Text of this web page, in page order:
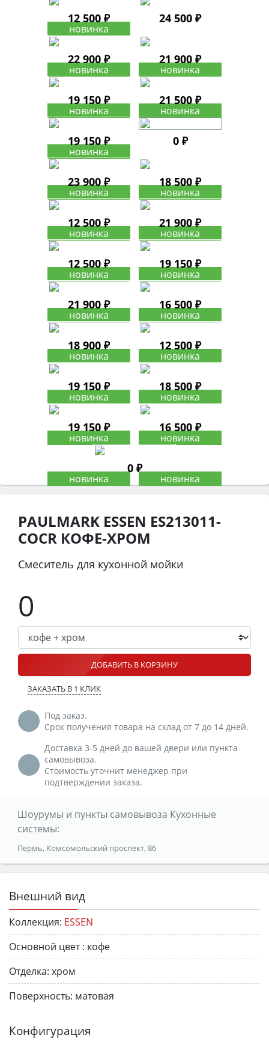
12 500 ₽ 24 500 ₽
22 900 ₽ 21 900 ₽
19 150 ₽ 21 500 ₽
19 150 ₽ 0 ₽
23 900 ₽ 18 500 ₽
12 500 ₽ 21 900 ₽
12 500 ₽ 19 150 ₽
21 900 ₽ 16 500 ₽
18 900 ₽ 12 500 ₽
19 150 ₽ 18 500 ₽
19 150 ₽ 16 500 ₽
0 ₽
PAULMARK ESSEN ES213011-
COCR КОФЕ-ХРОМ
Смеситель для кухонной мойки
0
ДОБАВИТЬ В КОРЗИНУ
ЗАКАЗАТЬ В 1 КЛИК
Под заказ.
Срок получения товара на склад от 7 до 14 дней.
Доставка 3-5 дней до вашей двери или пункта
самовывоза.
Стоимость уточнит менеджер при
подтверждении заказа.
Шоурумы и пункты самовывоза Кухонные
системы:
Пермь, Комсомольский проспект, 86
Внешний вид
Коллекция: ESSEN
Основной цвет : кофе
Отделка: хром
Поверхность: матовая
Конфигурация